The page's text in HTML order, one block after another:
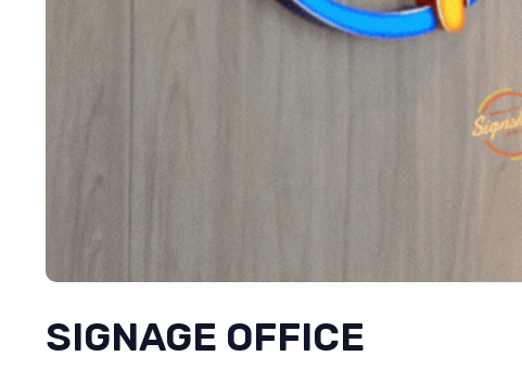
SIGNAGE OFFICE